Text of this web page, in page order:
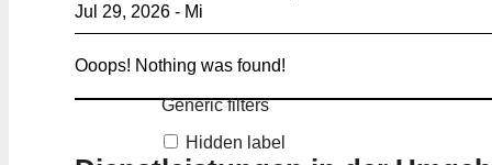
Generic filters
Hidden label
Jul 29, 2026 - Mi
Ooops! Nothing was found!